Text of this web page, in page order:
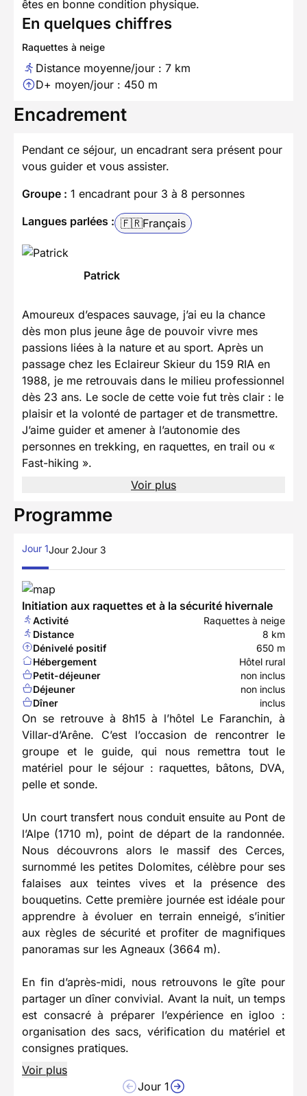
êtes en bonne condition physique.
En quelques chiffres
Raquettes à neige
Distance moyenne/jour : 7 km
D+ moyen/jour : 450 m
Encadrement
Pendant ce séjour, un encadrant sera présent pour
vous guider et vous assister.
Groupe : 1 encadrant pour 3 à 8 personnes
Langues parlées : 🇫🇷Français
Patrick
Amoureux d’espaces sauvage, j’ai eu la chance
dès mon plus jeune âge de pouvoir vivre mes
passions liées à la nature et au sport. Après un
passage chez les Eclaireur Skieur du 159 RIA en
1988, je me retrouvais dans le milieu professionnel
dès 23 ans. Le socle de cette voie fut très clair : le
plaisir et la volonté de partager et de transmettre.
J’aime guider et amener à l’autonomie des
personnes en trekking, en raquettes, en trail ou «
Fast-hiking ».
Voir plus
Programme
Jour 1Jour 2Jour 3
Initiation aux raquettes et à la sécurité hivernale
Activité
Raquettes à neige
Distance
8 km
Dénivelé positif
650 m
Hébergement
Hôtel rural
Petit-déjeuner
non inclus
Déjeuner
non inclus
Dîner
inclus
On se retrouve à 8h15 à l’hôtel Le Faranchin, à
Villar-d’Arêne. C’est l’occasion de rencontrer le
groupe et le guide, qui nous remettra tout le
matériel pour le séjour : raquettes, bâtons, DVA,
pelle et sonde.
Un court transfert nous conduit ensuite au Pont de
l’Alpe (1710 m), point de départ de la randonnée.
Nous découvrons alors le massif des Cerces,
surnommé les petites Dolomites, célèbre pour ses
falaises aux teintes vives et la présence des
bouquetins. Cette première journée est idéale pour
apprendre à évoluer en terrain enneigé, s’initier
aux règles de sécurité et profiter de magnifiques
panoramas sur les Agneaux (3664 m).
En fin d’après-midi, nous retrouvons le gîte pour
partager un dîner convivial. Avant la nuit, un temps
est consacré à préparer l’expérience en igloo :
organisation des sacs, vérification du matériel et
consignes pratiques.
Voir plus
Jour 1